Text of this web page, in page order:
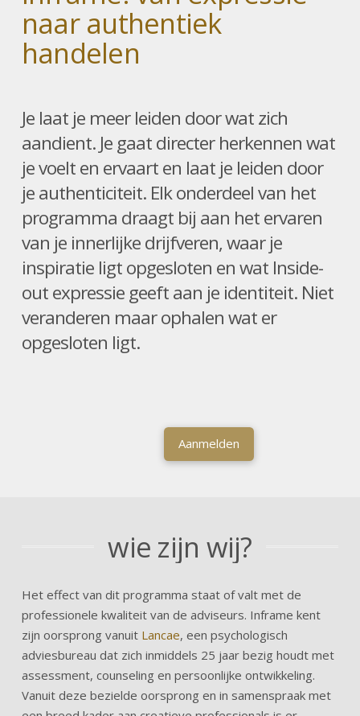
naar authentiek
handelen
Je laat je meer leiden door wat zich
aandient. Je gaat directer herkennen wat
je voelt en ervaart en laat je leiden door
je authenticiteit. Elk onderdeel van het
programma draagt bij aan het ervaren
van je innerlijke drijfveren, waar je
inspiratie ligt opgesloten en wat Inside-
out expressie geeft aan je identiteit. Niet
veranderen maar ophalen wat er
opgesloten ligt.
Aanmelden
wie zijn wij?
Het effect van dit programma staat of valt met de
professionele kwaliteit van de adviseurs. Inframe kent
zijn oorsprong vanuit Lancae, een psychologisch
adviesbureau dat zich inmiddels 25 jaar bezig houdt met
assessment, counseling en persoonlijke ontwikkeling.
Vanuit deze bezielde oorsprong en in samenspraak met